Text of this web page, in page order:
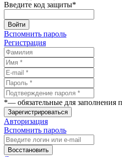
Введите код защиты*
Войти
Вспомнить пароль
Регистрация
*— обязательные для заполнения
Зарегистрироваться
Авторизация
Вспомнить пароль
Восстановить